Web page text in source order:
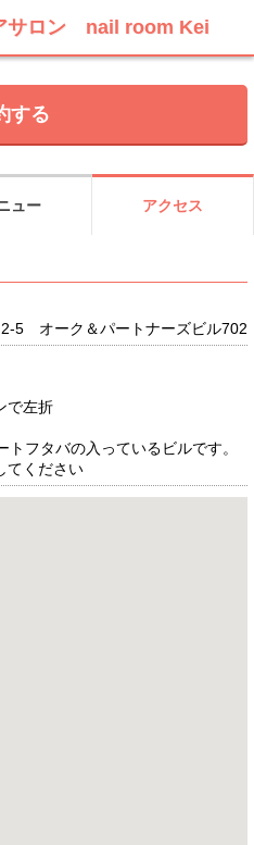
サロン nail room Kei
ュー アクセス
5 オーク＆パートナーズビル702
で左折
フタバの入っているビルです。
てください